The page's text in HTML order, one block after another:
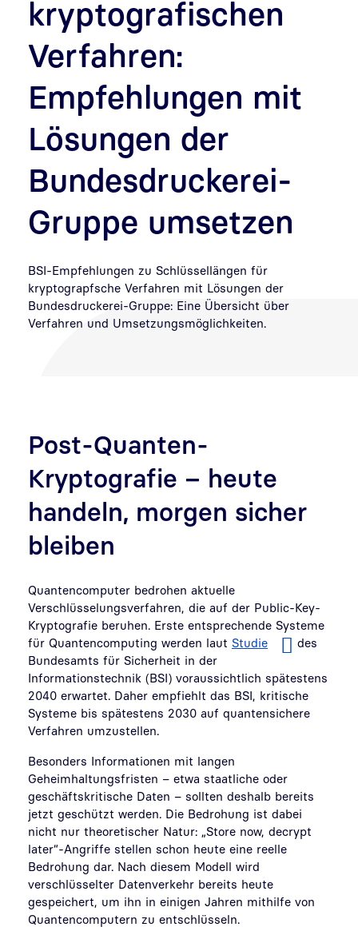
kryptografischen
Verfahren:
Empfehlungen mit
Lösungen der
Bundesdruckerei-
Gruppe umsetzen
BSI-Empfehlungen zu Schlüssellängen für
kryptograpfsche Verfahren mit Lösungen der
Bundesdruckerei-Gruppe: Eine Übersicht über
Verfahren und Umsetzungsmöglichkeiten.
Post-Quanten-
Kryptografie – heute
handeln, morgen sicher
bleiben
Quantencomputer bedrohen aktuelle
Verschlüsselungsverfahren, die auf der Public-Key-
Kryptografie beruhen. Erste entsprechende Systeme
für Quantencomputing werden laut Studie
des
Bundesamts für Sicherheit in der
Informationstechnik (BSI) voraussichtlich spätestens
2040 erwartet. Daher empfiehlt das BSI, kritische
Systeme bis spätestens 2030 auf quantensichere
Verfahren umzustellen.
Besonders Informationen mit langen
Geheimhaltungsfristen – etwa staatliche oder
geschäftskritische Daten – sollten deshalb bereits
jetzt geschützt werden. Die Bedrohung ist dabei
nicht nur theoretischer Natur: „Store now, decrypt
later“-Angriffe stellen schon heute eine reelle
Bedrohung dar. Nach diesem Modell wird
verschlüsselter Datenverkehr bereits heute
gespeichert, um ihn in einigen Jahren mithilfe von
Quantencomputern zu entschlüsseln.